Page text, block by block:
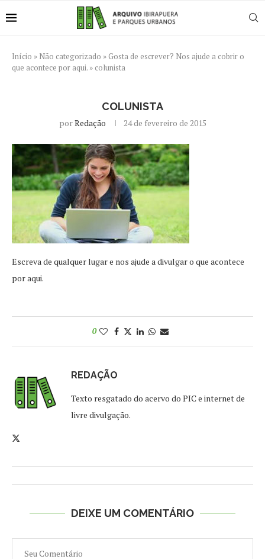
Início » Não categorizado » Gosta de escrever? Nos ajude a cobrir o
que acontece por aqui. » colunista
COLUNISTA
porRedação 24 de fevereiro de 2015
Escreva de qualquer lugar e nos ajude a divulgar o que acontece
por aqui.
0
REDAÇÃO
Texto resgatado do acervo do PIC e internet de
livre divulgação.
DEIXE UM COMENTÁRIO